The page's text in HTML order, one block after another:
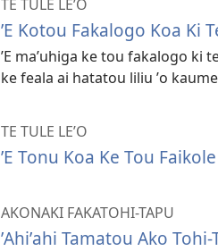
TE TULE LE’O
ʼE Kotou Fakalogo Koa Ki
ʼE maʼuhiga ke tou fakalogo ki te
ke feala ai hatatou liliu ʼo
TE TULE LE’O
ʼE Tonu Koa Ke Tou
AKONAKI FAKATOHI-TAPU
ʼAhiʼahi Tamatou Ako Tohi-